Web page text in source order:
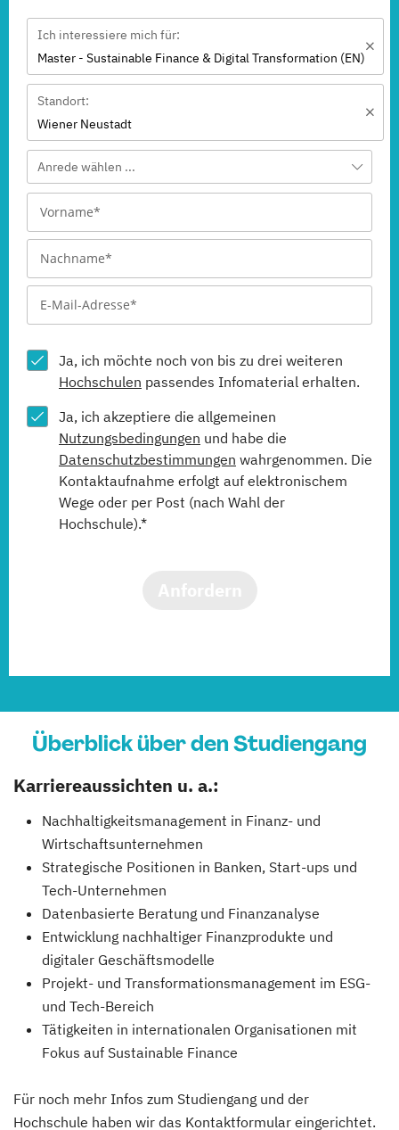
Ich interessiere mich für:
Master - Sustainable Finance & Digital Transformation (EN)
Standort:
Wiener Neustadt
Anrede wählen ...
Ja, ich möchte noch von bis zu drei weiteren
Hochschulen passendes Infomaterial erhalten.
Ja, ich akzeptiere die allgemeinen
Nutzungsbedingungen und habe die
Datenschutzbestimmungen wahrgenommen. Die
Kontaktaufnahme erfolgt auf elektronischem
Wege oder per Post (nach Wahl der
Hochschule).*
Überblick über den Studiengang
Karriereaussichten u. a.:
Nachhaltigkeitsmanagement in Finanz- und
Wirtschaftsunternehmen
Strategische Positionen in Banken, Start-ups und
Tech-Unternehmen
Datenbasierte Beratung und Finanzanalyse
Entwicklung nachhaltiger Finanzprodukte und
digitaler Geschäftsmodelle
Projekt- und Transformationsmanagement im ESG-
und Tech-Bereich
Tätigkeiten in internationalen Organisationen mit
Fokus auf Sustainable Finance
Für noch mehr Infos zum Studiengang und der
Hochschule haben wir das Kontaktformular eingerichtet.